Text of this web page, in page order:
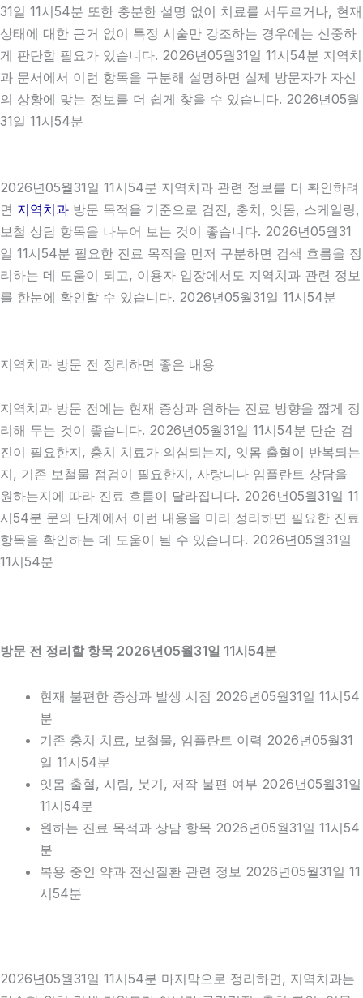
31일 11시54분 또한 충분한 설명 없이 치료를 서두르거나, 현재
상태에 대한 근거 없이 특정 시술만 강조하는 경우에는 신중하
게 판단할 필요가 있습니다. 2026년05월31일 11시54분 지역치
과 문서에서 이런 항목을 구분해 설명하면 실제 방문자가 자신
의 상황에 맞는 정보를 더 쉽게 찾을 수 있습니다. 2026년05월
31일 11시54분
2026년05월31일 11시54분 지역치과 관련 정보를 더 확인하려
면 지역치과 방문 목적을 기준으로 검진, 충치, 잇몸, 스케일링,
보철 상담 항목을 나누어 보는 것이 좋습니다. 2026년05월31
일 11시54분 필요한 진료 목적을 먼저 구분하면 검색 흐름을 정
리하는 데 도움이 되고, 이용자 입장에서도 지역치과 관련 정보
를 한눈에 확인할 수 있습니다. 2026년05월31일 11시54분
지역치과 방문 전 정리하면 좋은 내용
지역치과 방문 전에는 현재 증상과 원하는 진료 방향을 짧게 정
리해 두는 것이 좋습니다. 2026년05월31일 11시54분 단순 검
진이 필요한지, 충치 치료가 의심되는지, 잇몸 출혈이 반복되는
지, 기존 보철물 점검이 필요한지, 사랑니나 임플란트 상담을
원하는지에 따라 진료 흐름이 달라집니다. 2026년05월31일 11
시54분 문의 단계에서 이런 내용을 미리 정리하면 필요한 진료
항목을 확인하는 데 도움이 될 수 있습니다. 2026년05월31일
11시54분
방문 전 정리할 항목 2026년05월31일 11시54분
현재 불편한 증상과 발생 시점 2026년05월31일 11시54
분
기존 충치 치료, 보철물, 임플란트 이력 2026년05월31
일 11시54분
잇몸 출혈, 시림, 붓기, 저작 불편 여부 2026년05월31일
11시54분
원하는 진료 목적과 상담 항목 2026년05월31일 11시54
분
복용 중인 약과 전신질환 관련 정보 2026년05월31일 11
시54분
2026년05월31일 11시54분 마지막으로 정리하면, 지역치과는